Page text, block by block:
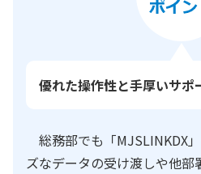
優れた操作性と手厚いサポ
総務部でも「MJSLINKDX
ズなデータの受け渡しや他